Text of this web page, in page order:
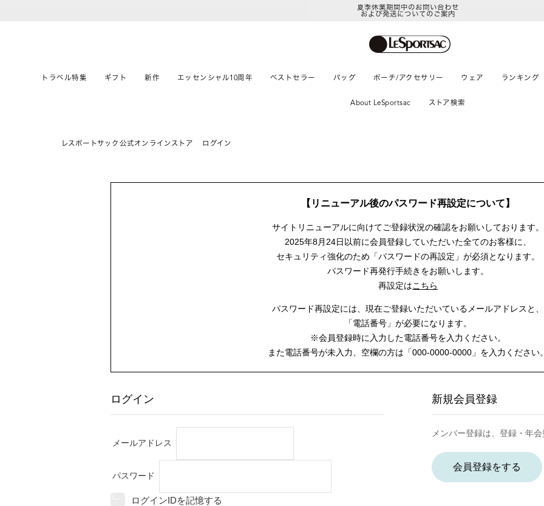
夏季休業期間中のお問い合わせ
および発送についてのご案内
トラベル特集 ギフト 新作 エッセンシャル10周年 ベストセラー バッグ ポーチ/アクセサリー ウェア ランキング
About LeSportsac ストア検索
レスポートサック公式オンラインストア ログイン
【リニューアル後のパスワード再設定について】
サイトリニューアルに向けてご登録状況の確認をお願いしております。
2025年8月24日以前に会員登録していただいた全てのお客様に、
セキュリティ強化のため「パスワードの再設定」が必須となります。
パスワード再発行手続きをお願いします。
再設定はこちら
パスワード再設定には、 現在ご登録いただいているメールアドレスと、
「電話番号」が必要になります。
※会員登録時に入力した電話番号を入力ください。
また電話番号が未入力、空欄の方は 「000-0000-0000」を入力ください。
ログイン
メールアドレス
パスワード
ログインIDを記憶する
新規会員登録
メンバー登録は、登録・年会
会員登録をする